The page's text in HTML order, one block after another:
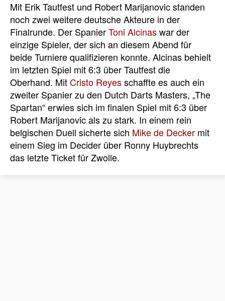
Mit Erik Tautfest und Robert Marijanovic standen
noch zwei weitere deutsche Akteure in der
Finalrunde. Der SpanierToni Alcinaswar der
einzige Spieler, der sich an diesem Abend für
beide Turniere qualifizieren konnte. Alcinas behielt
im letzten Spiel mit 6:3 über Tautfest die
Oberhand. MitCristo Reyesschaffte es auch ein
zweiter Spanier zu den Dutch Darts Masters, „The
Spartan“ erwies sich im finalen Spiel mit 6:3 über
Robert Marijanovic als zu stark. In einem rein
belgischen Duell sicherte sich Mike de Decker mit
einem Sieg im Decider über Ronny Huybrechts
das letzte Ticket für Zwolle.